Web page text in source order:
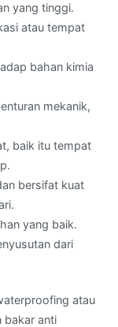
yang tinggi.
atau tempat
bahan kimia
mekanik,
baik itu tempat
bersifat kuat
yang baik.
dari
atau
bakar anti